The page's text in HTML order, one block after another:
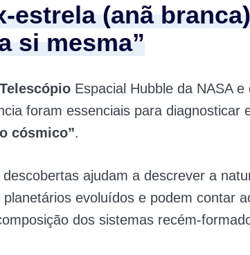
estrela (anã branca)
si mesma”
Telescópio Espacial Hubble da NASA e
foram essenciais para diagnosticar
cósmico”.
descobertas ajudam a descrever a
evoluídos e podem contar
dos sistemas recém-